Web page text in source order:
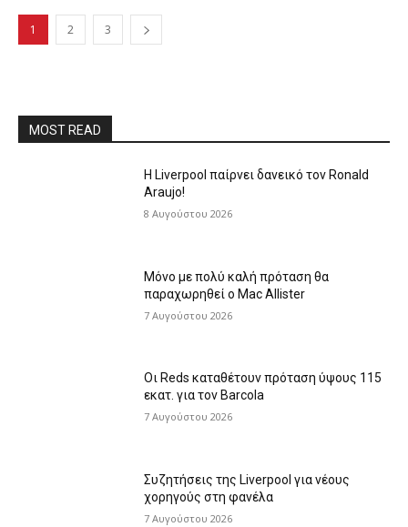
1 2 3
MOST READ
Η Liverpool παίρνει δανεικό τον Ronald
Araujo!
8 Αυγούστου 2026
Μόνο με πολύ καλή πρόταση θα
παραχωρηθεί ο Mac Allister
7 Αυγούστου 2026
Οι Reds καταθέτουν πρόταση ύψους 115
εκατ. για τον Barcola
7 Αυγούστου 2026
Συζητήσεις της Liverpool για νέους
χορηγούς στη φανέλα
7 Αυγούστου 2026